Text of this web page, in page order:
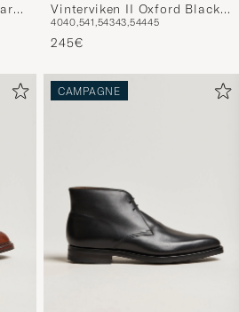
Vinterviken II Oxford Black
Calf
4040,541,54343,54445
245€
CAMPAGNE